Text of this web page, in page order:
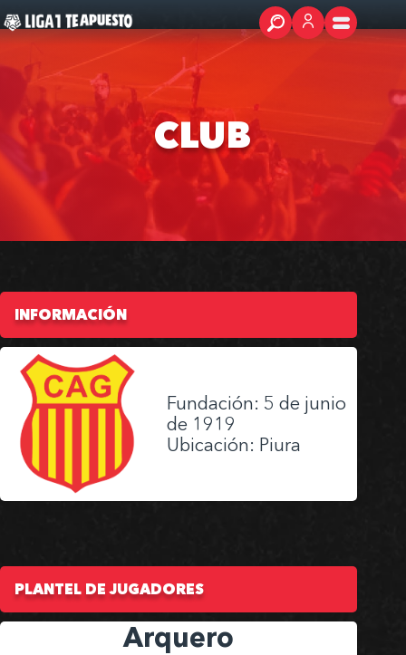
CLUB
INFORMACIÓN
Fundación: 5 de junio
de 1919
Ubicación: Piura
PLANTEL DE JUGADORES
Arquero